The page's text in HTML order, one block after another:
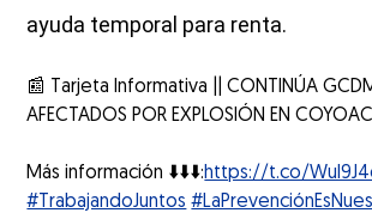
ayuda temporal para renta.
📰 Tarjeta Informativa || CONTINÚA
AFECTADOS POR EXPLOSIÓN EN
Más información ⬇️⬇️⬇️:https://t.co/
#TrabajandoJuntos